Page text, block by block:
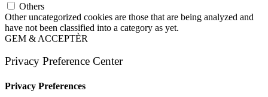
Others
Other uncategorized cookies are those that are being analyzed and
have not been classified into a category as yet.
GEM & ACCEPTÈR
Privacy Preference Center
Privacy Preferences